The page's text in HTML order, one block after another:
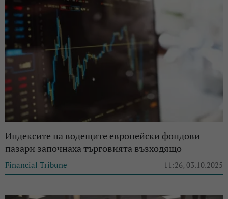
Индексите на водещите европейски фондови
пазари започнаха търговията възходящо
Financial Tribune 11:26, 03.10.2025